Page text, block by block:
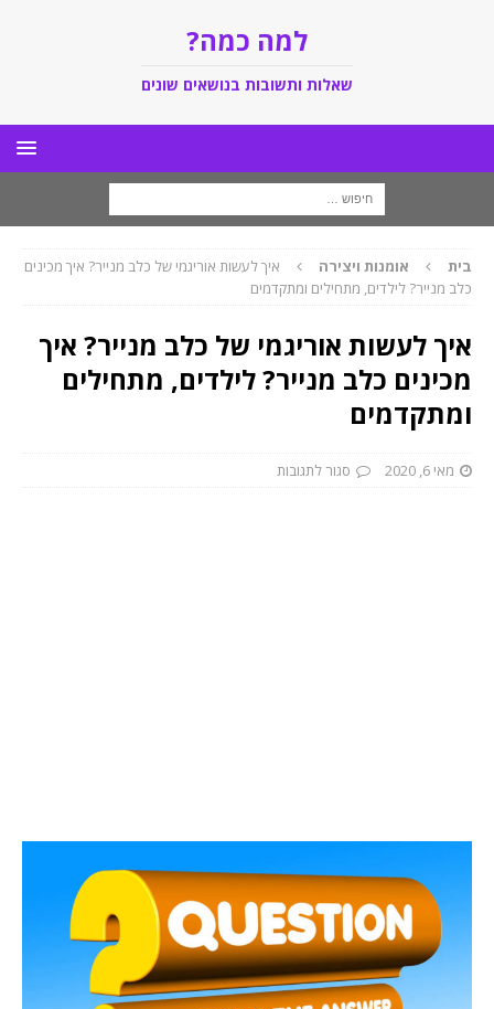
למה כמה?
שאלות ותשובות בנושאים שונים
בית אומנות ויצירה
איך לעשות אוריגמי של כלב מנייר? איך מכינים
כלב מנייר? לילדים, מתחילים ומתקדמים
איך לעשות אוריגמי של כלב מנייר? איך
מכינים כלב מנייר? לילדים, מתחילים
ומתקדמים
מאי 6, 2020 סגור לתגובות